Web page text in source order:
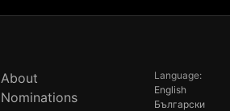
About
Nominations
Language:
English
Български